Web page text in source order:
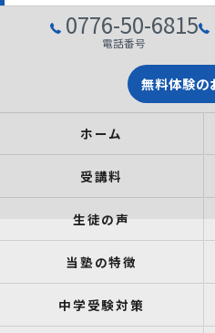
0776-50-6815
電話番号
無料体験の
ホーム
受講料
生徒の声
当塾の特徴
中学受験対策